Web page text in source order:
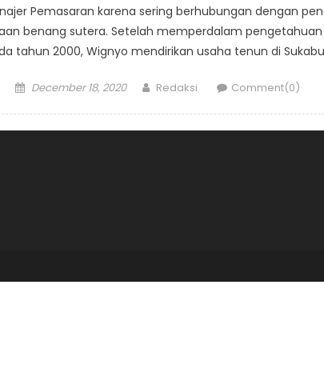
Pemasaran karena sering berhubungan dengan
benang sutera. Setelah memperdalam pengetahuan
tahun 2000, Wignyo mendirikan usaha tenun di
Posted
December 18, 2020 Author
Redaksi Comment(0)